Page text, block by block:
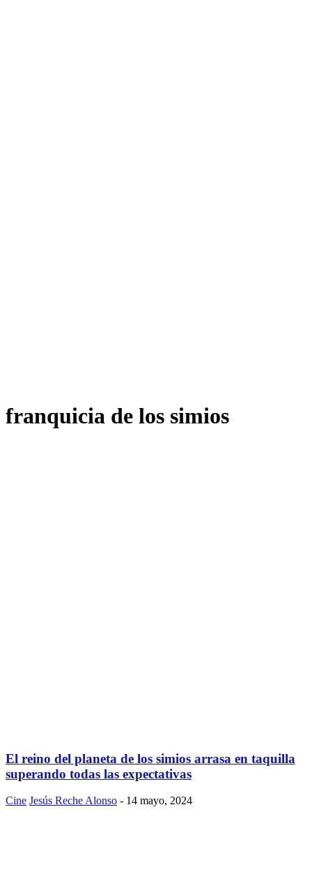
franquicia de los simios
El reino del planeta de los simios arrasa en taquilla
superando todas las expectativas
Cine Jesús Reche Alonso - 14 mayo, 2024